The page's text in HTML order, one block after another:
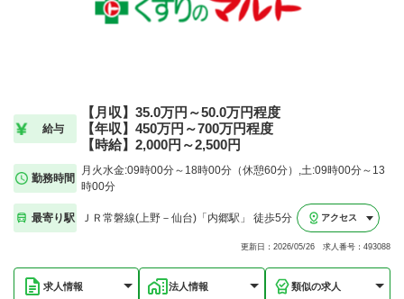
給与
【月収】35.0万円～50.0万円程度
【年収】450万円～700万円程度
【時給】2,000円～2,500円
勤務時間
月火水金:09時00分～18時00分（休憩60分）,土:09時00分～13
時00分
最寄り駅 ＪＲ常磐線(上野－仙台)「内郷駅」 徒歩5分 アクセス
更新日：2026/05/26 求人番号：493088
求人情報 法人情報 類似の求人